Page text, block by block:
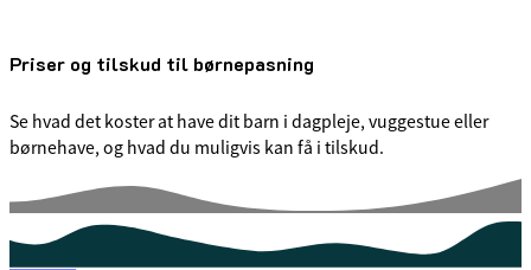
Priser og tilskud til børnepasning
Se hvad det koster at have dit barn i dagpleje, vuggestue eller
børnehave, og hvad du muligvis kan få i tilskud.